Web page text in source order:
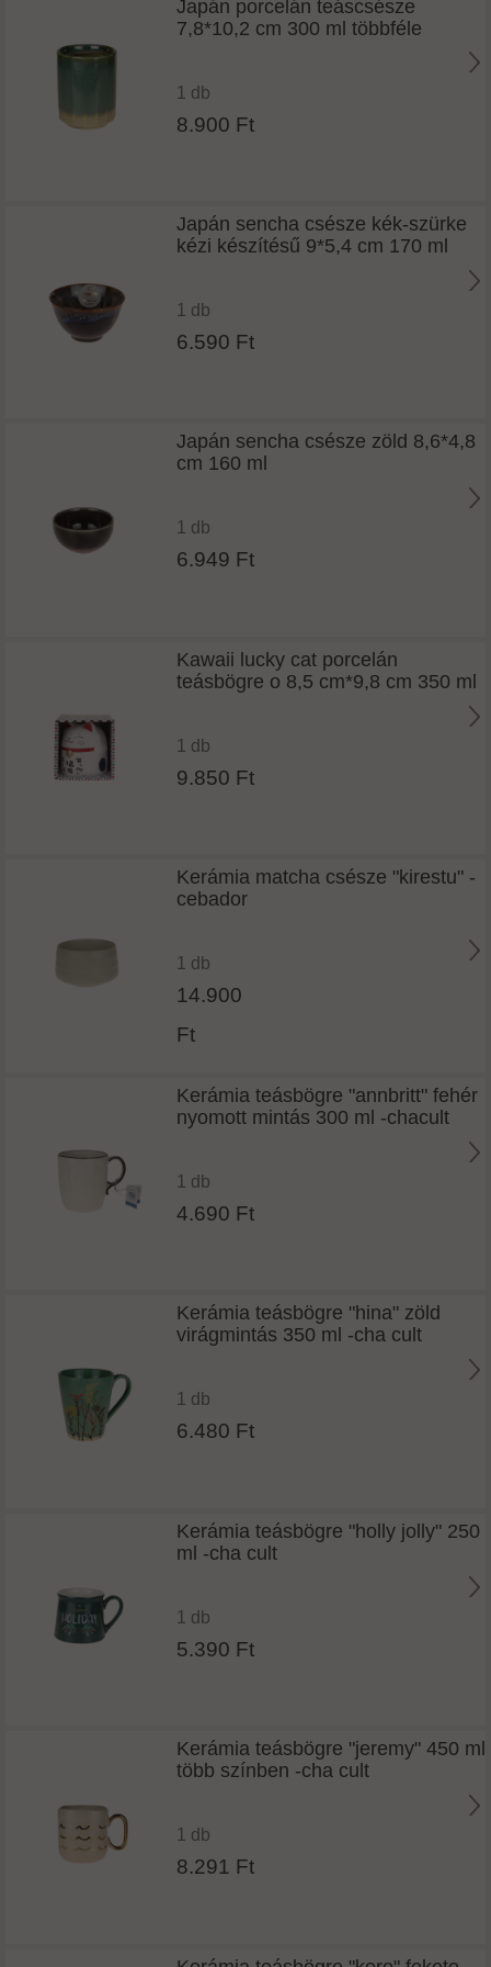
Japán porcelán teáscsésze
7,8*10,2 cm 300 ml többféle
1 db
8.900 Ft
Japán sencha csésze kék-szürke
kézi készítésű 9*5,4 cm 170 ml
1 db
6.590 Ft
Japán sencha csésze zöld 8,6*4,8
cm 160 ml
1 db
6.949 Ft
Kawaii lucky cat porcelán
teásbögre o 8,5 cm*9,8 cm 350 ml
1 db
9.850 Ft
Kerámia matcha csésze "kirestu" -
cebador
1 db
14.900
Ft
Kerámia teásbögre "annbritt" fehér
nyomott mintás 300 ml -chacult
1 db
4.690 Ft
Kerámia teásbögre "hina" zöld
virágmintás 350 ml -cha cult
1 db
6.480 Ft
Kerámia teásbögre "holly jolly" 250
ml -cha cult
1 db
5.390 Ft
Kerámia teásbögre "jeremy" 450 ml
több színben -cha cult
1 db
8.291 Ft